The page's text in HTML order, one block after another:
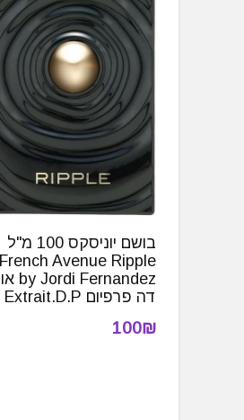
בושם יוניסקס 100 מ"ל
French Avenue Ripple
by Jordi Fernandez או
דה פרפיום Extrait.D.P
100₪